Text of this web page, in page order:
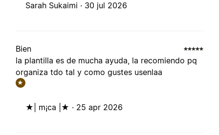
Sarah Sukaimi · 30 jul 2026
Bien
la plantilla es de mucha ayuda, la recomiendo pq
organiza tdo tal y como gustes usenlaa
★
★| m¡ca |★ · 25 apr 2026